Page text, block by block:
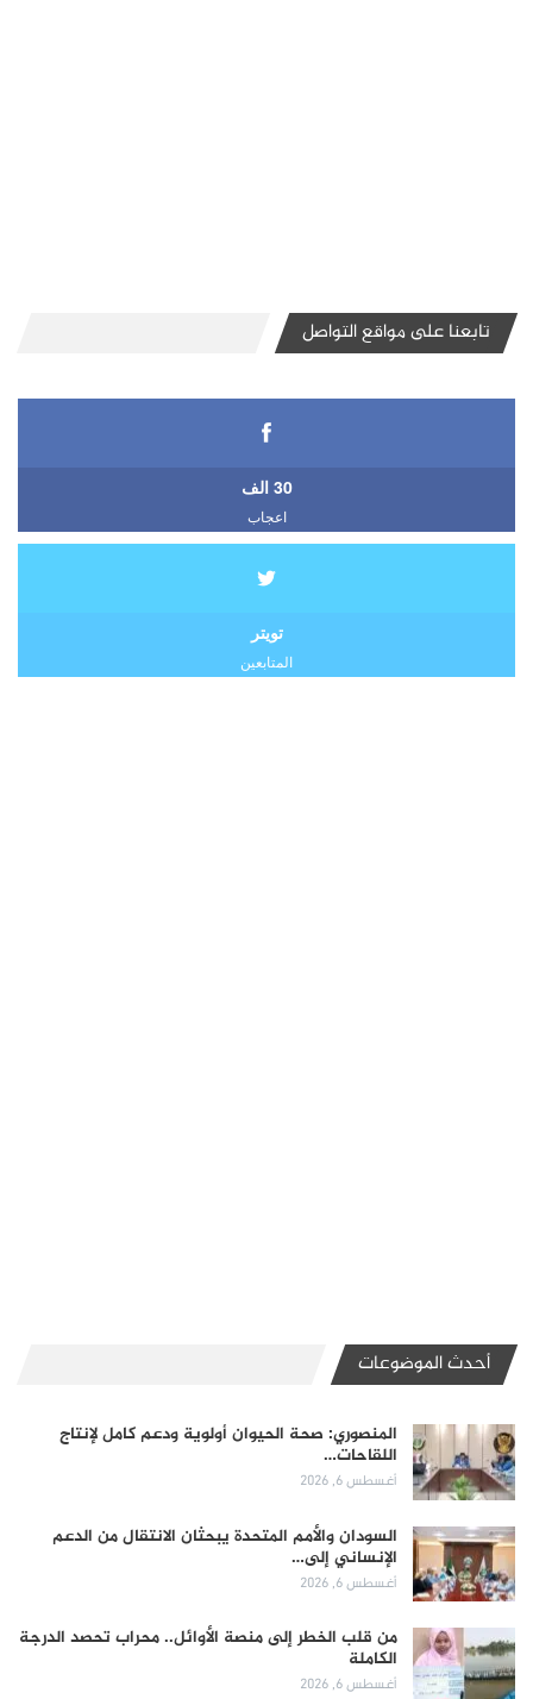
تابعنا على مواقع التواصل
30 الف
اعجاب
تويتر
المتابعين
أحدث الموضوعات
المنصوري: صحة الحيوان أولوية ودعم كامل لإنتاج
اللقاحات…
أغسطس 6, 2026
السودان والأمم المتحدة يبحثان الانتقال من الدعم
الإنساني إلى…
أغسطس 6, 2026
من قلب الخطر إلى منصة الأوائل.. محراب تحصد الدرجة
الكاملة
أغسطس 6, 2026